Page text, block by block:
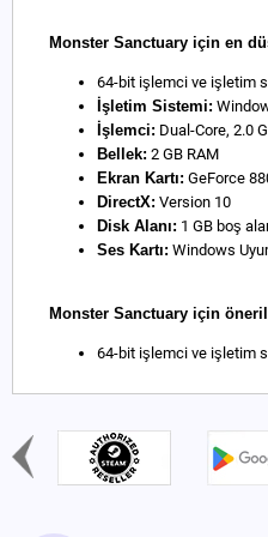
Monster Sanctuary için en
64-bit işlemci ve işletim
İşletim Sistemi:
İşlemci: Dual-Core, 2.0
Bellek: 2 GB RAM
Ekran Kartı: GeForce
DirectX: Version 10
Disk Alanı: 1 GB boş
Ses Kartı: Windows
Monster Sanctuary için
64-bit işlemci ve işletim